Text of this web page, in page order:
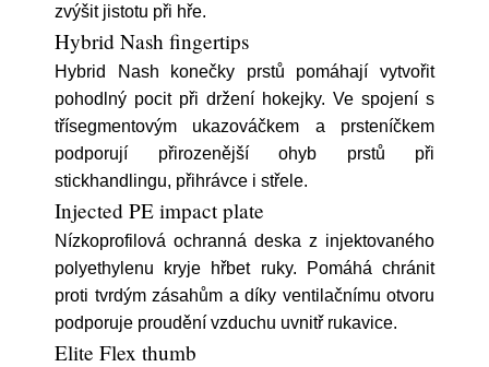
zvýšit jistotu při hře.
Hybrid Nash fingertips
Hybrid Nash konečky prstů pomáhají vytvořit
pohodlný pocit při držení hokejky. Ve spojení s
třísegmentovým ukazováčkem a prsteníčkem
podporují přirozenější ohyb prstů při
stickhandlingu, přihrávce i střele.
Injected PE impact plate
Nízkoprofilová ochranná deska z injektovaného
polyethylenu kryje hřbet ruky. Pomáhá chránit
proti tvrdým zásahům a díky ventilačnímu otvoru
podporuje proudění vzduchu uvnitř rukavice.
Elite Flex thumb